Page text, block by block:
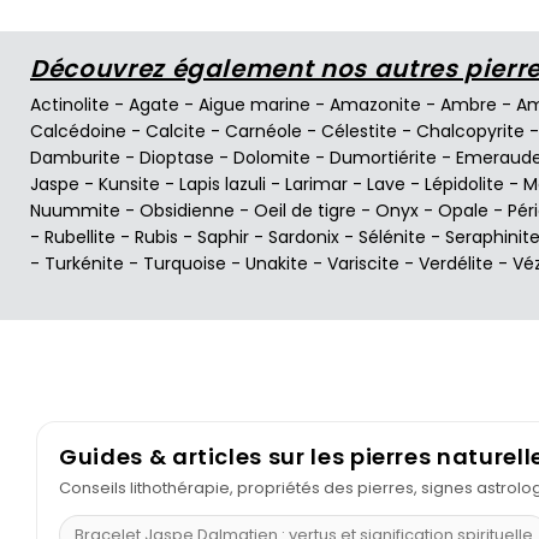
Découvrez également nos autres
Actinolite - Agate - Aigue marine - Amazonite - Ambre -
Calcédoine - Calcite - Carnéole - Célestite - Chalcopyrite
Damburite - Dioptase - Dolomite - Dumortiérite -
Jaspe - Kunsite - Lapis lazuli - Larimar - Lave - Lépidolite -
Nuummite - Obsidienne - Oeil de tigre - Onyx - Opale -
- Rubellite - Rubis - Saphir - Sardonix - Sélénite - Seraphinite
- Turkénite - Turquoise - Unakite - Variscite - Verdélite -
Guides & articles sur les pierres
Conseils lithothérapie, propriétés des pierres, signes